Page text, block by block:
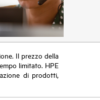
Il prezzo della
limitato. HPE
di prodotti,